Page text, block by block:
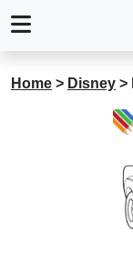
Home > Disney >